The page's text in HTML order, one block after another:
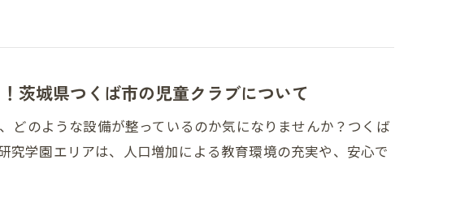
茨城県つくば市の児童クラブについて
どのような設備が整っているのか気になりませんか？つくば
学園エリアは、人口増加による教育環境の充実や、安心で